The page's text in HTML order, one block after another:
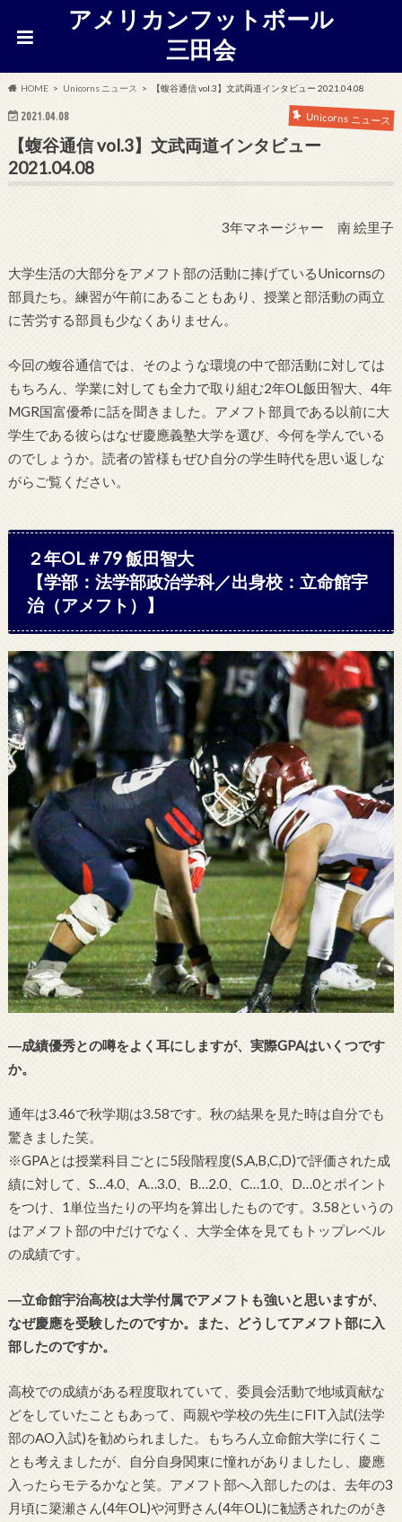
アメリカンフットボール
三田会
HOME Unicorns ニュース 【蝮谷通信 vol.3】文武両道インタビュー 2021.04.08
2021.04.08 Unicorns ニュース
【蝮谷通信 vol.3】文武両道インタビュー
2021.04.08
3年マネージャー 南 絵里子
大学生活の大部分をアメフト部の活動に捧げているUnicornsの
部員たち。練習が午前にあることもあり、授業と部活動の両立
に苦労する部員も少なくありません。
今回の蝮谷通信では、そのような環境の中で部活動に対しては
もちろん、学業に対しても全力で取り組む2年OL飯田智大、4年
MGR国富優希に話を聞きました。アメフト部員である以前に大
学生である彼らはなぜ慶應義塾大学を選び、今何を学んでいる
のでしょうか。読者の皆様もぜひ自分の学生時代を思い返しな
がらご覧ください。
２年OL＃79 飯田智大
【学部：法学部政治学科／出身校：立命館宇
治（アメフト）】
―成績優秀との噂をよく耳にしますが、実際GPAはいくつです
か。
通年は3.46で秋学期は3.58です。秋の結果を見た時は自分でも
驚きました笑。
※GPAとは授業科目ごとに5段階程度(S,A,B,C,D)で評価された成
績に対して、S…4.0、A…3.0、B…2.0、C…1.0、D…0とポイント
をつけ、1単位当たりの平均を算出したものです。3.58というの
はアメフト部の中だけでなく、大学全体を見てもトップレベル
の成績です。
―立命館宇治高校は大学付属でアメフトも強いと思いますが、
なぜ慶應を受験したのですか。また、どうしてアメフト部に入
部したのですか。
高校での成績がある程度取れていて、委員会活動で地域貢献な
どをしていたこともあって、両親や学校の先生にFIT入試(法学
部のAO入試)を勧められました。もちろん立命館大学に行くこ
とも考えましたが、自分自身関東に憧れがありましたし、慶應
入ったらモテるかなと笑。アメフト部へ入部したのは、去年の3
月頃に簗瀬さん(4年OL)や河野さん(4年OL)に勧誘されたのがき